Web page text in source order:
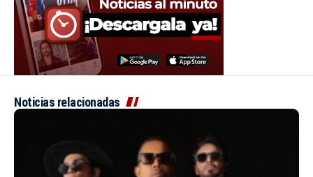
Noticias relacionadas